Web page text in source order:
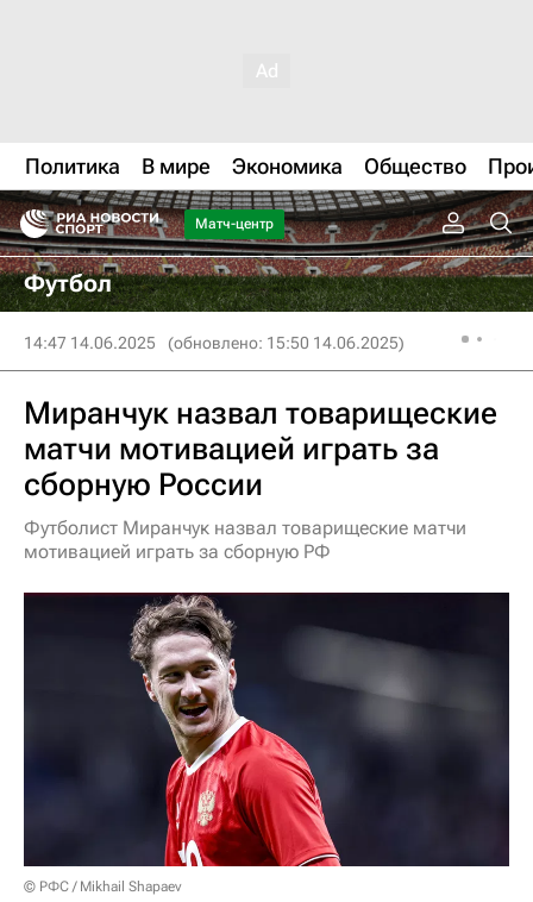
Политика В мире Экономика Общество
Матч-центр
Футбол
14:47 14.06.2025 (обновлено: 15:50 14.06.2025)
Миранчук назвал товарищеские
матчи мотивацией играть за
сборную России
Футболист Миранчук назвал товарищеские матчи
мотивацией играть за сборную РФ
© РФС / Mikhail Shapaev